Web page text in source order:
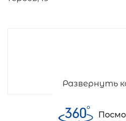
Развернуть